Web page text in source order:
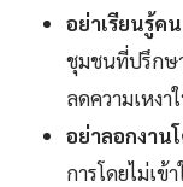
อย่าเรียนรู้ค
ชุมชนที่ปรึกษา
ลดความเหงา
อย่าลอกงาน
การโดยไม่เข้